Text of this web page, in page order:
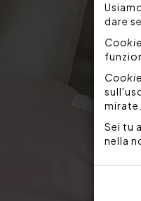
dare
mirate.
Sei tu
nella